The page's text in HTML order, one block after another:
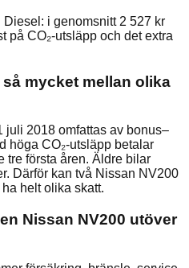
Diesel: i genomsnitt 2 527 kr
på CO₂-utsläpp och det extra
mycket mellan olika
juli 2018 omfattas av bonus–
höga CO₂-utsläpp betalar
tre första åren. Äldre bilar
Därför kan två Nissan NV200
helt olika skatt.
Nissan NV200 utöver